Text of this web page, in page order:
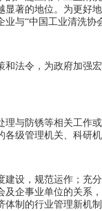
著的地位。为更好
与“中国工业清洗协
和法令，为政府加强
与防锈等相关工作
级管理机关、科研
设，规范运作；充
企事业单位的关系
制的行业管理新机